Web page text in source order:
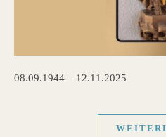
08.09.1944 – 12.11.2025